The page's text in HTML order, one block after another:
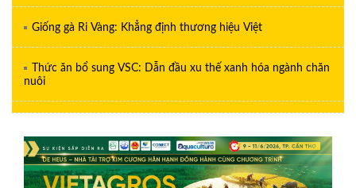
Giống gà Ri Vàng: Khẳng định thương hiệu Việt
Thức ăn bổ sung VSC: Dẫn đầu xu thế xanh hóa ngành chăn
nuôi